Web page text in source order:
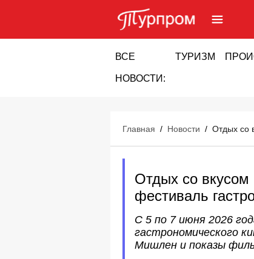
ВСЕ
НОВОСТИ:
ТУРИЗМ
Главная / Новости / Отдых со
Отдых со
фестиваль
С 5 по 7 июня 2026
гастрономического
Мишлен и показы